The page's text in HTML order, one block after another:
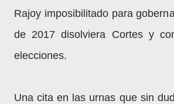
Rajoy imposibilitado para
de 2017 disolviera Cortes y
elecciones.
Una cita en las urnas que sin